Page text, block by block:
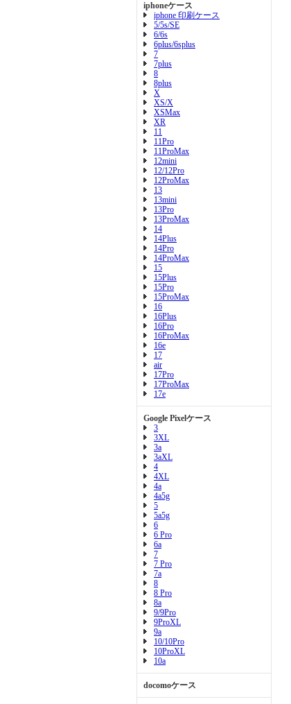
iphoneケース
iphone 印刷ケース
5/5s/SE
6/6s
6plus/6splus
7
7plus
8
8plus
X
XS/X
XSMax
XR
11
11Pro
11ProMax
12mini
12/12Pro
12ProMax
13
13mini
13Pro
13ProMax
14
14Plus
14Pro
14ProMax
15
15Plus
15Pro
15ProMax
16
16Plus
16Pro
16ProMax
16e
17
air
17Pro
17ProMax
17e
Google Pixelケース
3
3XL
3a
3aXL
4
4XL
4a
4a5g
5
5a5g
6
6 Pro
6a
7
7 Pro
7a
8
8 Pro
8a
9/9Pro
9ProXL
9a
10/10Pro
10ProXL
10a
docomoケース